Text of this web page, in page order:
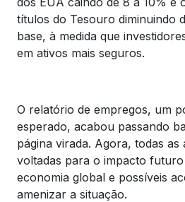
títulos do Tesouro diminuindo
base, à medida que
em ativos mais seguros.
O relatório de empregos, um
esperado, acabou passando
página virada. Agora, todas as
voltadas para o impacto
economia global e possíveis
amenizar a situação.